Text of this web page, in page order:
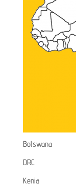
Botswana
DRC
Kenia